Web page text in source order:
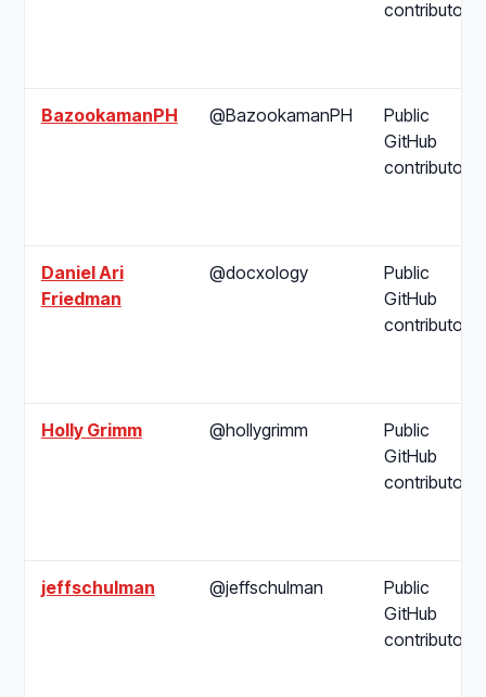
contributor
BazookamanPH @BazookamanPH
Public
GitHub
contributor
Daniel Ari
Friedman
@docxology
Public
GitHub
contributor
Holly Grimm @hollygrimm
Public
GitHub
contributor
jeffschulman @jeffschulman
Public
GitHub
contributor